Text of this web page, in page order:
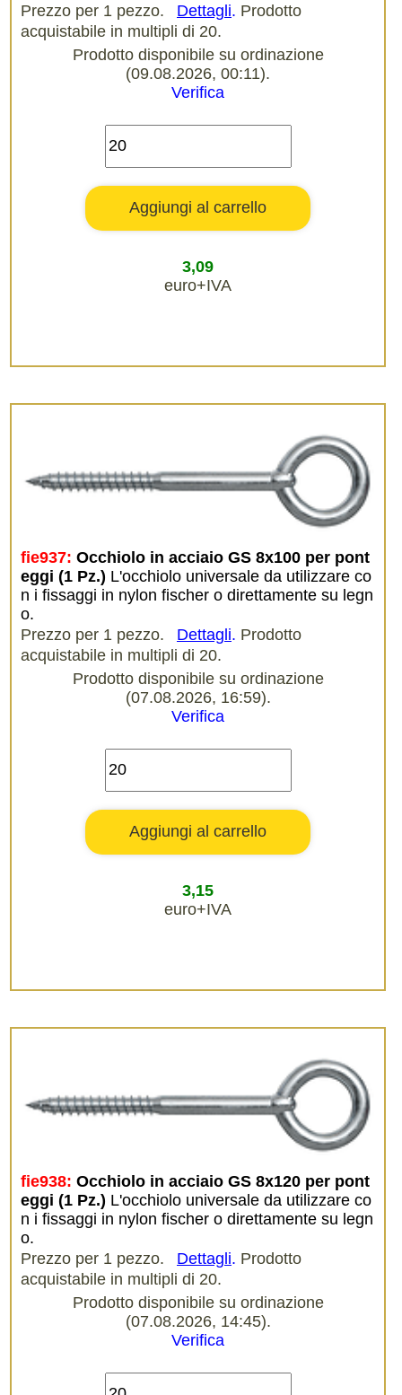
Prezzo per 1 pezzo.
Dettagli. Prodotto
acquistabile in multipli di 20.
Prodotto disponibile su ordinazione
(09.08.2026, 00:11).
Verifica
3,09
euro+IVA
fie937: Occhiolo in acciaio GS 8x100 per pont
eggi (1 Pz.) L'occhiolo universale da utilizzare co
n i fissaggi in nylon fischer o direttamente su legn
o.
Prezzo per 1 pezzo.
Dettagli. Prodotto
acquistabile in multipli di 20.
Prodotto disponibile su ordinazione
(07.08.2026, 16:59).
Verifica
3,15
euro+IVA
fie938: Occhiolo in acciaio GS 8x120 per pont
eggi (1 Pz.) L'occhiolo universale da utilizzare co
n i fissaggi in nylon fischer o direttamente su legn
o.
Prezzo per 1 pezzo.
Dettagli. Prodotto
acquistabile in multipli di 20.
Prodotto disponibile su ordinazione
(07.08.2026, 14:45).
Verifica